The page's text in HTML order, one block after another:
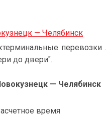
— Челябинск
перевозки .
до двери".
— Челябинск
время